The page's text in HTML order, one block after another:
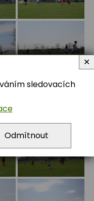
sledovacích
Odmítnout
✕